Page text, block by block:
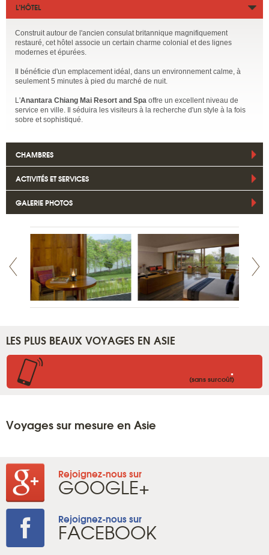
L’HÔTEL
Construit autour de l'ancien consulat britannique magnifiquement
restauré, cet hôtel associe un certain charme colonial et des lignes
modernes et épurées.
Il bénéficie d'un emplacement idéal, dans un environnement calme, à
seulement 5 minutes à pied du marché de nuit.
L'Anantara Chiang Mai Resort and Spa offre un excellent niveau de
service en ville. Il séduira les visiteurs à la recherche d'un style à la fois
sobre et sophistiqué.
CHAMBRES
ACTIVITÉS ET SERVICES
GALERIE PHOTOS
LES PLUS BEAUX VOYAGES EN ASIE
.
(sans surcoût)
Voyages sur mesure en Asie
Rejoignez-nous sur
GOOGLE+
Rejoignez-nous sur
FACEBOOK